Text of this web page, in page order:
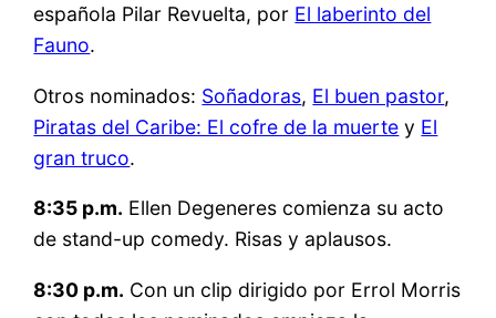
española Pilar Revuelta, por El laberinto del
Fauno.
Otros nominados: Soñadoras, El buen pastor,
Piratas del Caribe: El cofre de la muerte y El
gran truco.
8:35 p.m. Ellen Degeneres comienza su acto
de stand-up comedy. Risas y aplausos.
8:30 p.m. Con un clip dirigido por Errol Morris